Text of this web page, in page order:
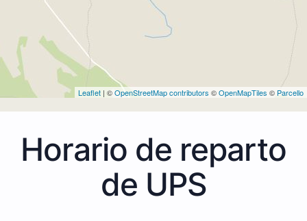
Leaflet | ©OpenStreetMap contributors ©OpenMapTiles © Parcello
Horario de reparto
de UPS